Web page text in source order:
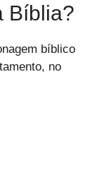
Bíblia?
bíblico
no